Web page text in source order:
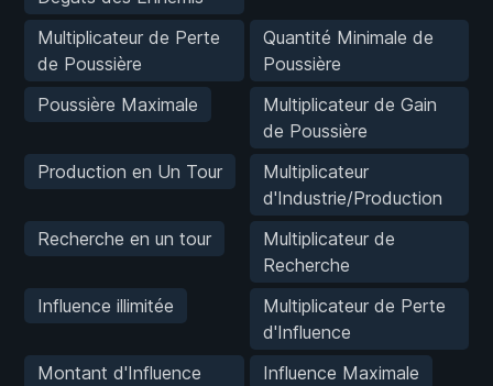
Multiplicateur de Perte
de Poussière
Quantité Minimale de
Poussière
Poussière Maximale
Multiplicateur de Gain
de Poussière
Production en Un Tour
Multiplicateur
d'Industrie/Production
Recherche en un tour
Multiplicateur de
Recherche
Influence illimitée
Multiplicateur de Perte
d'Influence
Montant d'Influence
Influence Maximale